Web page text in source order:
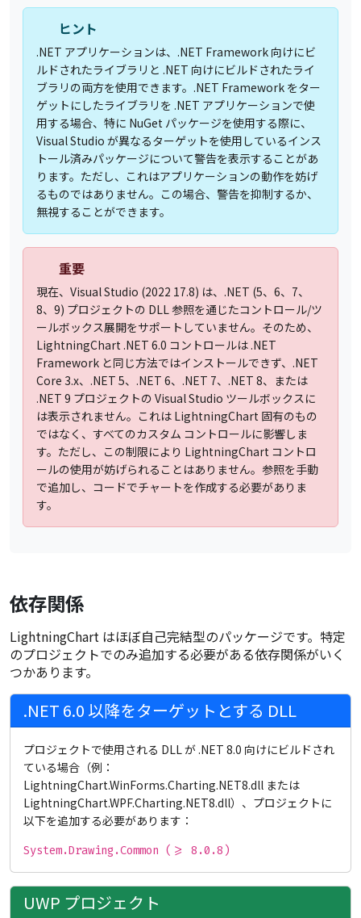
ヒント
.NET アプリケーションは、.NET Framework 向けにビ
ルドされたライブラリと .NET 向けにビルドされたライ
ブラリの両方を使用できます。.NET Framework をター
ゲットにしたライブラリを .NET アプリケーションで使
用する場合、特に NuGet パッケージを使用する際に、
Visual Studio が異なるターゲットを使用しているインス
トール済みパッケージについて警告を表示することがあ
ります。ただし、これはアプリケーションの動作を妨げ
るものではありません。この場合、警告を抑制するか、
無視することができます。
重要
現在、Visual Studio (2022 17.8) は、.NET (5、6、7、
8、9) プロジェクトの DLL 参照を通じたコントロール/ツ
ールボックス展開をサポートしていません。そのため、
LightningChart .NET 6.0 コントロールは .NET
Framework と同じ方法ではインストールできず、.NET
Core 3.x、.NET 5、.NET 6、.NET 7、.NET 8、または
.NET 9 プロジェクトの Visual Studio ツールボックスに
は表示されません。これは LightningChart 固有のもの
ではなく、すべてのカスタム コントロールに影響しま
す。ただし、この制限により LightningChart コントロ
ールの使用が妨げられることはありません。参照を手動
で追加し、コードでチャートを作成する必要がありま
す。
依存関係
LightningChart はほぼ自己完結型のパッケージです。特定
のプロジェクトでのみ追加する必要がある依存関係がいく
つかあります。
.NET 6.0 以降をターゲットとする DLL
プロジェクトで使用される DLL が .NET 8.0 向けにビルドされ
ている場合（例：
LightningChart.WinForms.Charting.NET8.dll または
LightningChart.WPF.Charting.NET8.dll）、プロジェクトに
以下を追加する必要があります：
System.Drawing.Common (>= 8.0.8)
UWP プロジェクト